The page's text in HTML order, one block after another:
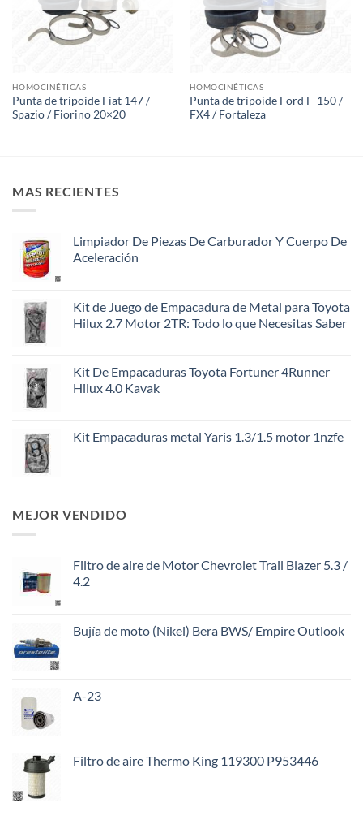
HOMOCINÉTICAS
Punta de tripoide Fiat 147 /
Spazio / Fiorino 20×20
HOMOCINÉTICAS
Punta de tripoide Ford F-150 /
FX4 / Fortaleza
MAS RECIENTES
Limpiador De Piezas De Carburador Y Cuerpo De
Aceleración
Kit de Juego de Empacadura de Metal para Toyota
Hilux 2.7 Motor 2TR: Todo lo que Necesitas Saber
Kit De Empacaduras Toyota Fortuner 4Runner
Hilux 4.0 Kavak
Kit Empacaduras metal Yaris 1.3/1.5 motor 1nzfe
MEJOR VENDIDO
Filtro de aire de Motor Chevrolet Trail Blazer 5.3 /
4.2
Bujía de moto (Nikel) Bera BWS/ Empire Outlook
A-23
Filtro de aire Thermo King 119300 P953446